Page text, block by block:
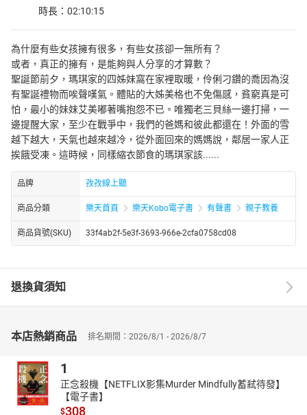
時長：02:10:15
為什麼有些女孩擁有很多，有些女孩卻一無所有？
或者，真正的擁有，是能夠與人分享的才算數？
聖誕節前夕，瑪琪家的四姊妹窩在家裡取暖，伶俐刁鑽的喬因為沒
有聖誕禮物而唉聲嘆氣。體貼的大姊美格也不免傷感，貧窮真是可
怕，最小的妹妹艾美嘟著嘴抱怨不已。唯獨老三貝絲一邊打掃，一
邊提醒大家，至少在戰爭中，我們的爸媽和彼此都還在！外面的雪
越下越大，天氣也越來越冷，從外面回來的媽媽說，鄰居一家人正
挨餓受凍。這時候，同樣縮衣節食的瑪琪家該......
品牌 孜孜線上聽
商品分類 樂天首頁 樂天Kobo電子書 有聲書 親子教養
商品貨號(SKU) 33f4ab2f-5e3f-3693-966e-2cfa0758cd08
退換貨須知
本店熱銷商品 排名期間：2026/8/1 - 2026/8/7
1
正念殺機【NETFLIX影集Murder Mindfully蓄弒待發】
【電子書】
$308